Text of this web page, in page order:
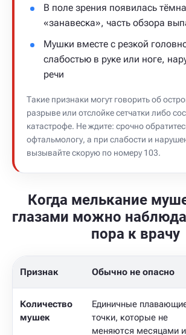
В поле зрения появилась
«занавеска», часть обзора
Мушки вместе с резкой
слабостью в руке или ноге,
речи
Такие признаки могут говорить об
разрыве или отслойке сетчатки либо
катастрофе. Не ждите: срочно
офтальмологу, а при слабости и
вызывайте скорую по номеру 103.
Когда мелькание
глазами можно
пора к врачу
Признак Обычно не опасно
Количество
мушек
Единичные
точки, которые не
меняются месяцами и